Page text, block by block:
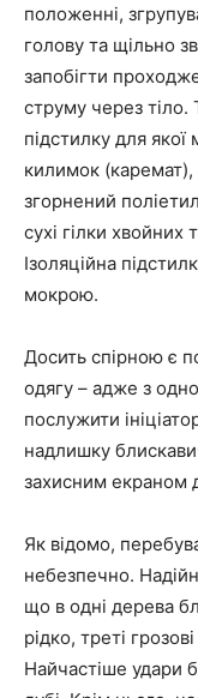
положенні,
голову та щільно
запобігти
струму через тіло.
підстилку для
килимок (каремат),
згорнений
сухі гілки хвойних
Ізоляційна
мокрою.
Досить спірною є
одягу – адже з
послужити
надлишку
захисним екраном
Як відомо,
небезпечно.
що в одні дерева
рідко, треті
Найчастіше удари